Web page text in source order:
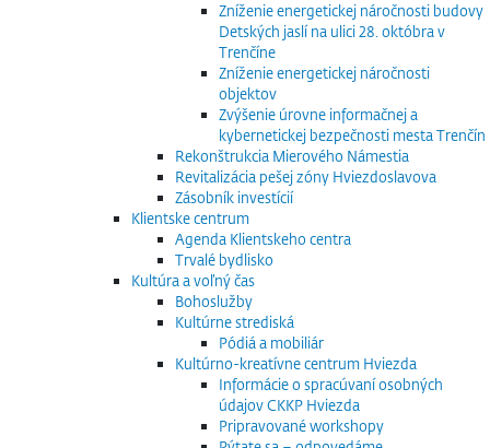
Zníženie energetickej náročnosti budovy
Detských jaslí na ulici 28. októbra v
Trenčíne
Zníženie energetickej náročnosti
objektov
Zvýšenie úrovne informačnej a
kybernetickej bezpečnosti mesta Trenčín
Rekonštrukcia Mierového Námestia
Revitalizácia pešej zóny Hviezdoslavova
Zásobník investícií
Klientske centrum
Agenda Klientskeho centra
Trvalé bydlisko
Kultúra a voľný čas
Bohoslužby
Kultúrne strediská
Pódiá a mobiliár
Kultúrno-kreatívne centrum Hviezda
Informácie o spracúvaní osobných
údajov CKKP Hviezda
Pripravované workshopy